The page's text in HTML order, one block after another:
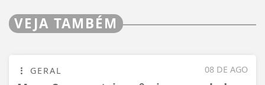
VEJA TAMBÉM
08 DE AGO
GERAL